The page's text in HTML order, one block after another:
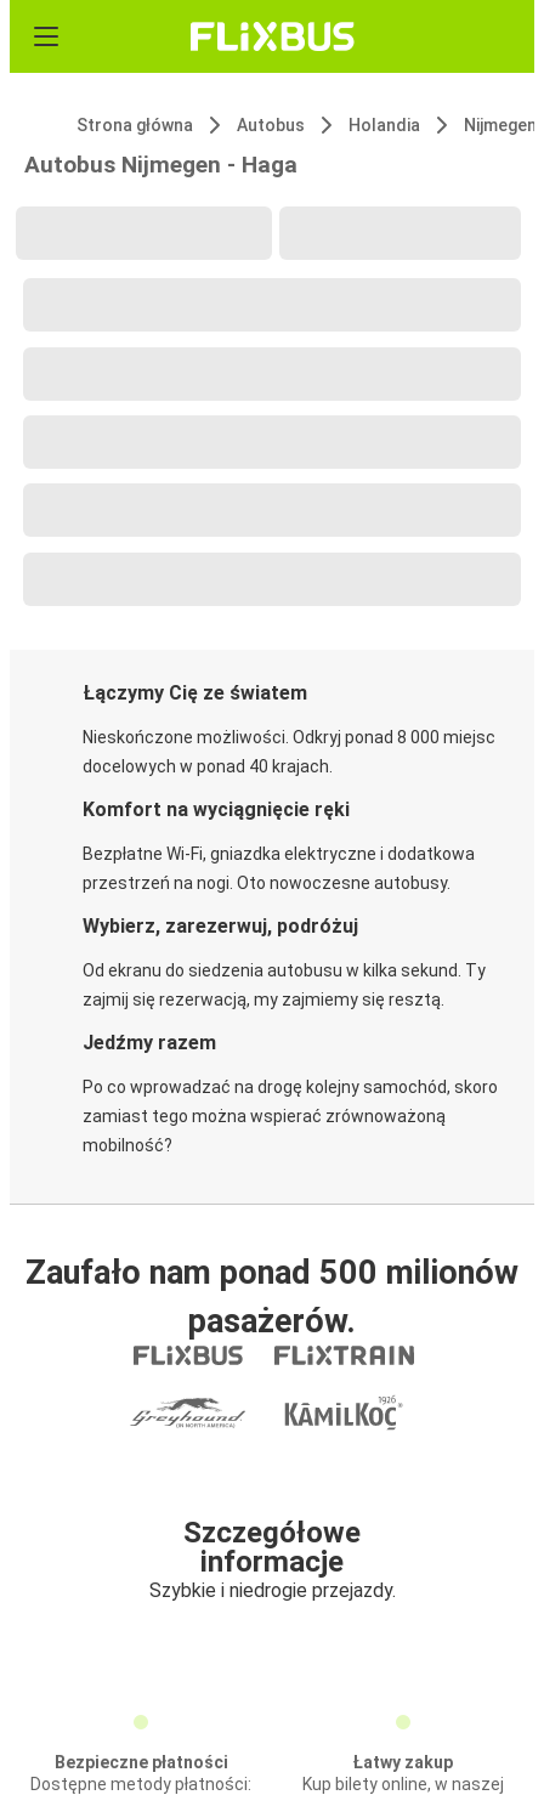
Strona główna Autobus Holandia Nijmegen
Autobus Nijmegen - Haga
Łączymy Cię ze światem
Nieskończone możliwości. Odkryj ponad 8 000 miejsc
docelowych w ponad 40 krajach.
Komfort na wyciągnięcie ręki
Bezpłatne Wi-Fi, gniazdka elektryczne i dodatkowa
przestrzeń na nogi. Oto nowoczesne autobusy.
Wybierz, zarezerwuj, podróżuj
Od ekranu do siedzenia autobusu w kilka sekund. Ty
zajmij się rezerwacją, my zajmiemy się resztą.
Jedźmy razem
Po co wprowadzać na drogę kolejny samochód, skoro
zamiast tego można wspierać zrównoważoną
mobilność?
Zaufało nam ponad 500 milionów
pasażerów.
Szczegółowe
informacje
Szybkie i niedrogie przejazdy.
Bezpieczne płatności
Dostępne metody płatności:
Łatwy zakup
Kup bilety online, w naszej